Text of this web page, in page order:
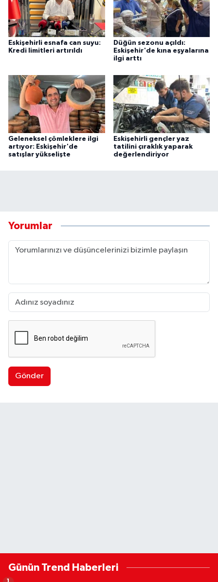
Eskişehirli esnafa can suyu:
Kredi limitleri artırıldı
Düğün sezonu açıldı:
Eskişehir'de kına eşyalarına
ilgi arttı
Geleneksel çömleklere ilgi
artıyor: Eskişehir'de
satışlar yükselişte
Eskişehirli gençler yaz
tatilini çıraklık yaparak
değerlendiriyor
Yorumlar
Gönder
Günün Trend Haberleri